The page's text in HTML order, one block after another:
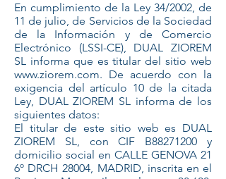
En cumplimiento de la Ley 34/2002, de
11 de julio, de Servicios de la Sociedad
de la Información y de Comercio
Electrónico (LSSI-CE), DUAL ZIOREM
SL informa que es titular del sitio web
www.ziorem.com. De acuerdo con la
exigencia del artículo 10 de la citada
Ley, DUAL ZIOREM SL informa de los
siguientes datos:
El titular de este sitio web es DUAL
ZIOREM SL, con CIF B88271200 y
domicilio social en CALLE GENOVA 21
6º DRCH 28004, MADRID, inscrita en el